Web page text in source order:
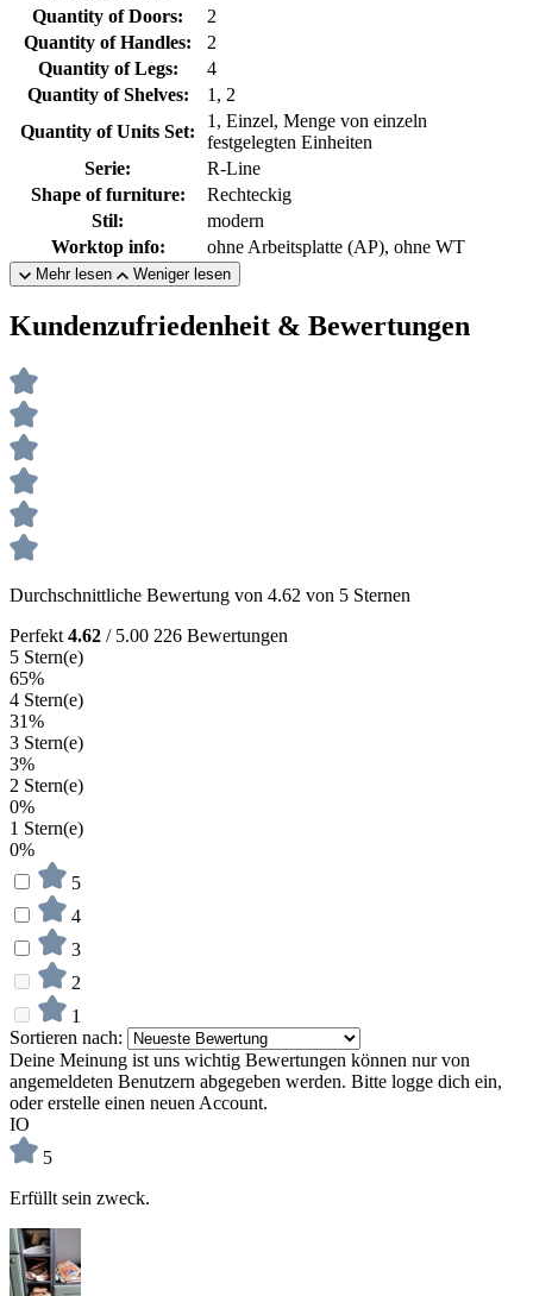
Quantity of Doors:
2
Quantity of Handles:
2
Quantity of Legs:
4
Quantity of Shelves:
1, 2
Quantity of Units Set:
1, Einzel, Menge von einzeln
festgelegten Einheiten
Serie:
R-Line
Shape of furniture:
Rechteckig
Stil:
modern
Worktop info:
ohne Arbeitsplatte (AP), ohne WT
Mehr lesen Weniger lesen
Kundenzufriedenheit & Bewertungen
Durchschnittliche Bewertung von 4.62 von 5 Sternen
Perfekt 4.62 / 5.00 226 Bewertungen
5 Stern(e)
65%
4 Stern(e)
31%
3 Stern(e)
3%
2 Stern(e)
0%
1 Stern(e)
0%
5
4
3
2
1
Sortieren nach:
Deine Meinung ist uns wichtig Bewertungen können nur von
angemeldeten Benutzern abgegeben werden. Bitte logge dich ein,
oder erstelle einen neuen Account.
IO
5
Erfüllt sein zweck.